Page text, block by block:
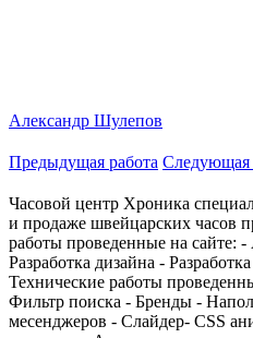
Александр Шулепов
Предыдущая работа Следующая
Часовой центр Хроника
и продаже швейцарских часов
работы проведенные на сайте:
Разработка дизайна -
Технические работы
Фильтр поиска - Бренды -
месенджеров - Слайдер- CSS